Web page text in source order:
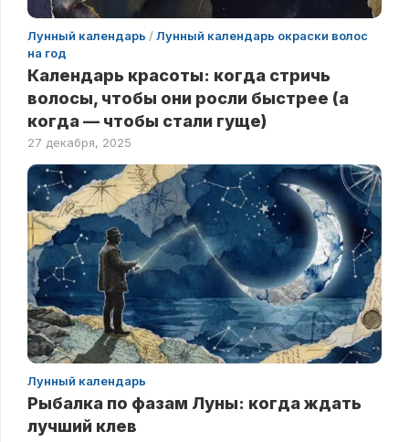
Лунный календарь /Лунный календарь окраски волос
на год
Календарь красоты: когда стричь
волосы, чтобы они росли быстрее (а
когда — чтобы стали гуще)
27 декабря, 2025
Лунный календарь
Рыбалка по фазам Луны: когда ждать
лучший клев